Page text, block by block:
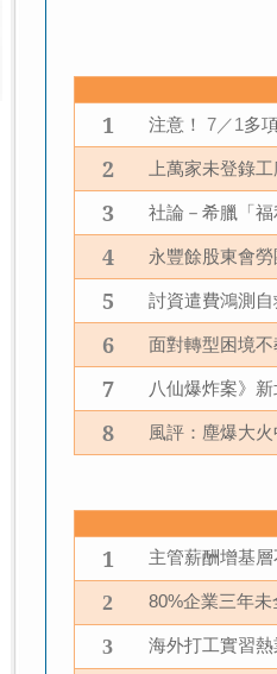
1 注意！ 7／1 多
2 上萬家未登錄
3 社論－希臘「
4 永豐餘股東會
5 討資遣費鴻測
6 面對轉型困境
7 八仙爆炸案》
8 風評：塵爆大
1 主管薪酬增基
2 80%企業三年
3 海外打工實習